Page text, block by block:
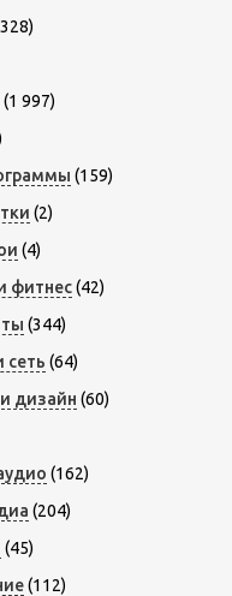
(1 997)
(159)
(2)
(4)
фитнес(42)
(344)
сеть (64)
дизайн (60)
(162)
(204)
(45)
(112)